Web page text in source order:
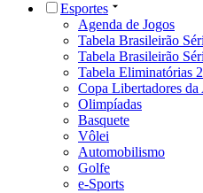
Esportes
Agenda de Jogos
Tabela Brasileirão
Tabela Brasileirão
Tabela Eliminatórias
Copa Libertadores da
Olimpíadas
Basquete
Vôlei
Automobilismo
Golfe
e-Sports